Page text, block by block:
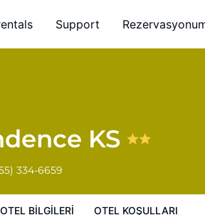
Support
KS
334-6659
OTEL BILGILERI OTEL KOŞULLARI